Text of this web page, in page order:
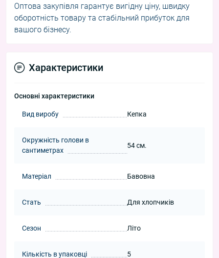
Оптова закупівля гарантує вигідну ціну, швидку
оборотність товару та стабільний прибуток для
вашого бізнесу.
Характеристики
Основні характеристики
Вид виробу Кепка
Окружність голови в
сантиметрах
54 см.
Матеріал Бавовна
Стать Для хлопчиків
Сезон Літо
Кількість в упаковці 5